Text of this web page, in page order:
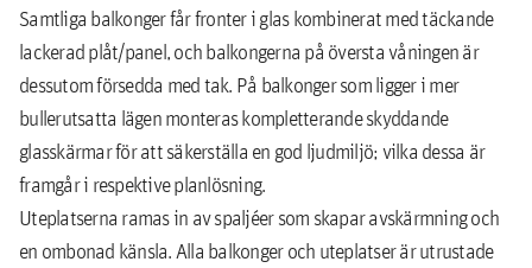
Samtliga balkonger får fronter i glas kombinerat med täckande
lackerad plåt/panel, och balkongerna på översta våningen är
dessutom försedda med tak. På balkonger som ligger i mer
bullerutsatta lägen monteras kompletterande skyddande
glasskärmar för att säkerställa en god ljudmiljö; vilka dessa är
framgår i respektive planlösning.
Uteplatserna ramas in av spaljéer som skapar avskärmning och
en ombonad känsla. Alla balkonger och uteplatser är utrustade